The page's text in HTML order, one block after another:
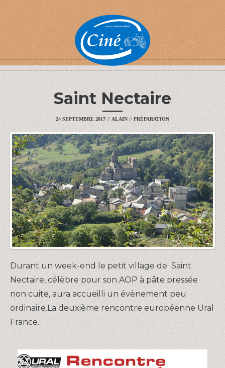
Saint Nectaire
24 SEPTEMBRE 2017 // ALAIN // PRÉPARATION
Durant un week-end le petit village de Saint
Nectaire, célèbre pour son AOP à pâte pressée
non cuite, aura accueilli un évènement peu
ordinaire.La deuxième rencontre européenne Ural
France.